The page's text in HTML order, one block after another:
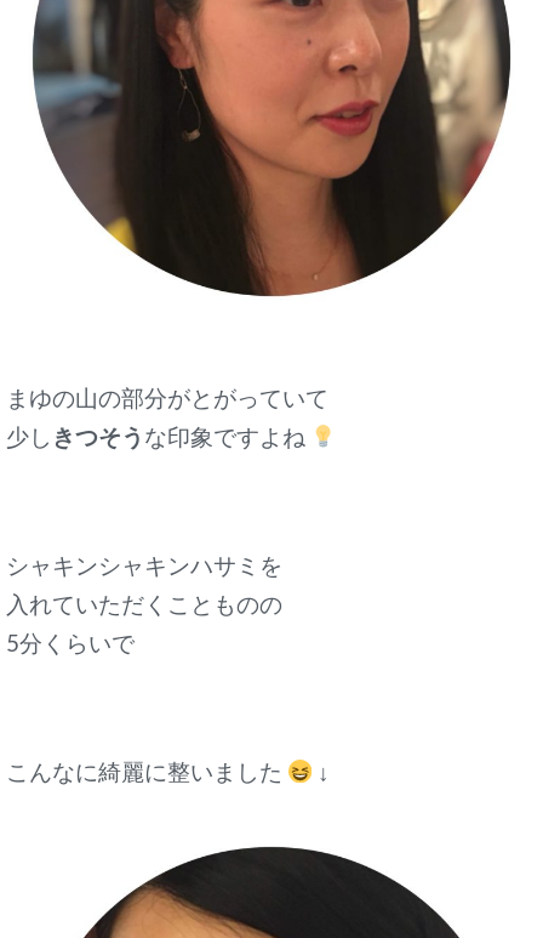
まゆの山の部分がとがっていて
少し きつそう な印象ですよね
シャキンシャキンハサミを
入れていただくことものの
5分くらいで
こんなに綺麗に整いました ↓